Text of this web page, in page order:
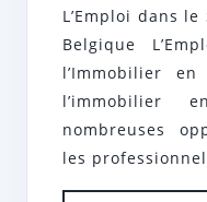
L’Emploi dans
Belgique
l’Immobilier
l’immobilier
nombreuses
les